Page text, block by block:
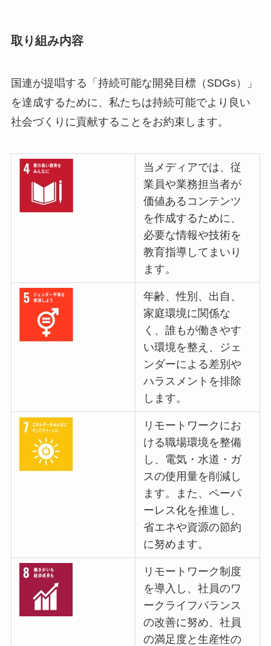
取り組み内容
国連が提唱する「持続可能な開発目標（SDGs）」
を達成するために、私たちは持続可能でより良い
社会づくりに貢献することをお約束します。
当メディアでは、従
業員や業務担当者が
価値あるコンテンツ
を作成するために、
必要な情報や技術を
教育指導してまいり
ます。
年齢、性別、出自、
家庭環境に関係な
く、誰もが働きやす
い環境を整え、ジェ
ンダーによる差別や
ハラスメントを排除
します。
リモートワークにお
ける職場環境を整備
し、電気・水道・ガ
スの使用量を削減し
ます。また、ペーパ
ーレス化を推進し、
省エネや資源の節約
に努めます。
リモートワーク制度
を導入し、社員のワ
ークライフバランス
の改善に努め、社員
の満足度と生産性の